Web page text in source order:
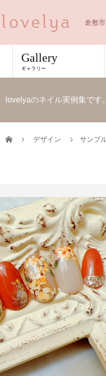
倉敷
Gallery
ギャラリー
lovelyaのネイル実例集です。
デザイン サンプ